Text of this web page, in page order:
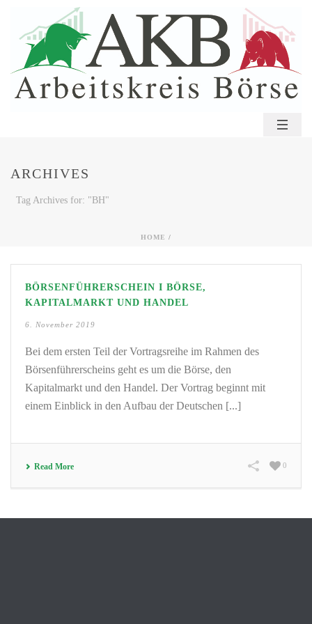
ARCHIVES
Tag Archives for: "BH"
HOME /
BÖRSENFÜHRERSCHEIN I BÖRSE,
KAPITALMARKT UND HANDEL
6. November 2019
Bei dem ersten Teil der Vortragsreihe im Rahmen des
Börsenführerscheins geht es um die Börse, den
Kapitalmarkt und den Handel. Der Vortrag beginnt mit
einem Einblick in den Aufbau der Deutschen [...]
Read More 0